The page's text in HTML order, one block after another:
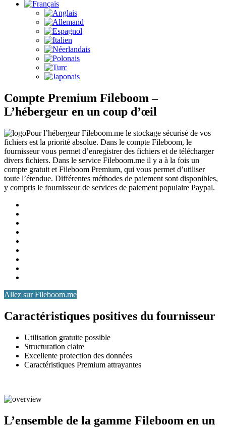
Compte Premium Fileboom –
L’hébergeur en un coup d’œil
Pour l’hébergeur Fileboom.me le stockage sécurisé de vos
fichiers est la priorité absolue. Dans le compte Fileboom, le
fournisseur vous permet d’enregistrer des fichiers et de télécharger
divers fichiers. Dans le service Fileboom.me il y a à la fois un
compte gratuit et Fileboom Premium, qui vous permet d’utiliser
toute l’étendue. Différentes méthodes de paiement sont disponibles,
y compris le fournisseur de services de paiement populaire Paypal.
Allez sur Fileboom.me
Caractéristiques positives du fournisseur
Utilisation gratuite possible
Structuration claire
Excellente protection des données
Caractéristiques Premium attrayantes
L’ensemble de la gamme Fileboom en un